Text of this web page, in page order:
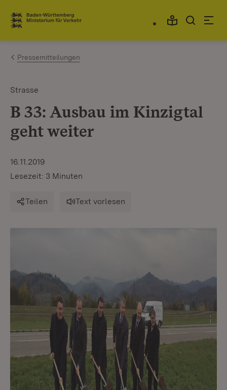
Zum Inhalt springen
Link zur Startseite
Pressemitteilungen
Strasse
B 33: Ausbau im Kinzigtal
geht weiter
16.11.2019
Lesezeit: 3 Minuten
Teilen Text vorlesen